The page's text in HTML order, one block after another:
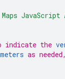
JavaScript
indicate the
as